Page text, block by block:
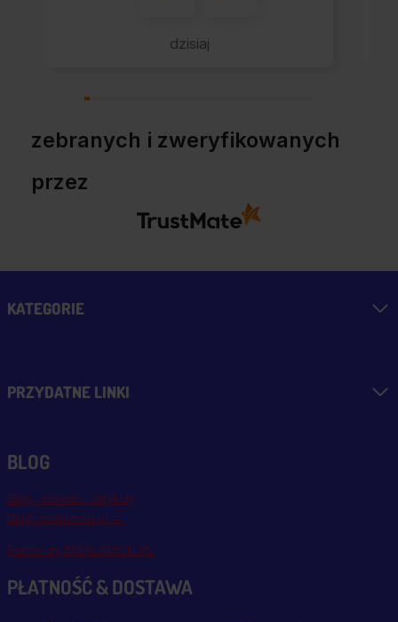
dzisiaj
zebranych i zweryfikowanych
przez
KATEGORIE
PRZYDATNE LINKI
BLOG
Blog, nowości, artykuły
Blog msalamon.pl →
Partnerzy MSALAMON.PL
PŁATNOŚĆ & DOSTAWA